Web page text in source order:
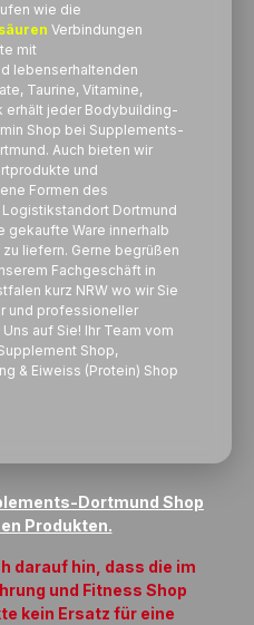
wie die
Verbindungen
mit
lebenserhaltenden
Taurine, Vitamine,
erhält jeder Bodybuilding-
Shop bei Supplements-
Auch bieten wir
und
Formen des
Dortmund
gekaufte Ware innerhalb
liefern. Gerne begrüßen
Fachgeschäft in
kurz NRW wo wir Sie
und professioneller
auf Sie! Ihr Team vom
Shop,
& Eiweiss (Protein) Shop
Dortmund Shop
Produkten.
darauf hin, dass die im
und Fitness Shop
kein Ersatz für eine